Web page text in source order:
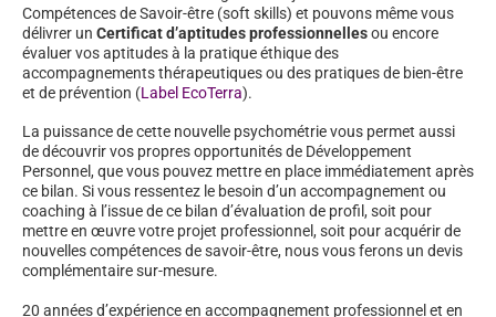
Compétences de Savoir-être (soft skills) et pouvons même vous
délivrer un Certificat d’aptitudes professionnellesou encore
évaluer vos aptitudes à la pratique éthique des
accompagnements thérapeutiques ou des pratiques de bien-être
et de prévention (Label EcoTerra).
La puissance de cette nouvelle psychométrie vous permet aussi
de découvrir vos propres opportunités de Développement
Personnel, que vous pouvez mettre en place immédiatement après
ce bilan. Si vous ressentez le besoin d’un accompagnement ou
coaching à l’issue de ce bilan d’évaluation de profil, soit pour
mettre en œuvre votre projet professionnel, soit pour acquérir de
nouvelles compétences de savoir-être, nous vous ferons un devis
complémentaire sur-mesure.
20 années d’expérience en accompagnement professionnel et en